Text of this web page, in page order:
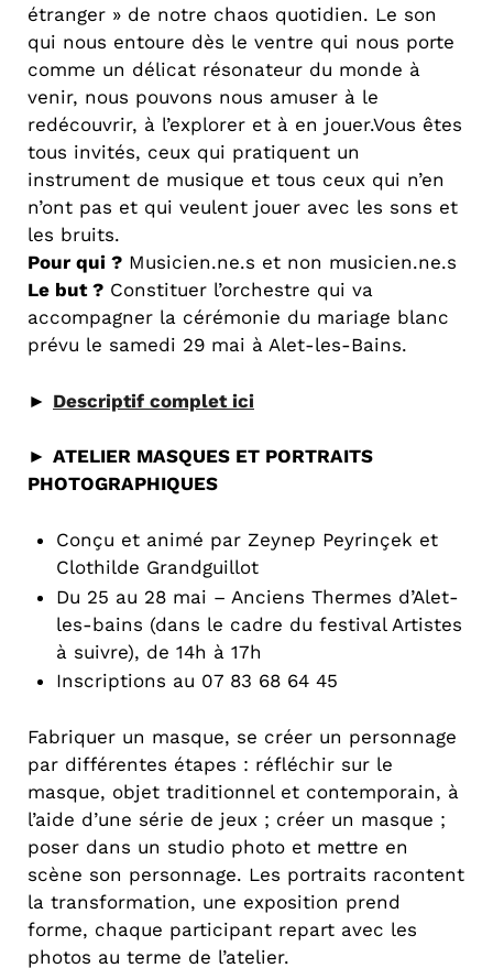
étranger » de notre chaos quotidien. Le son
qui nous entoure dès le ventre qui nous porte
comme un délicat résonateur du monde à
venir, nous pouvons nous amuser à le
redécouvrir, à l’explorer et à en jouer.Vous êtes
tous invités, ceux qui pratiquent un
instrument de musique et tous ceux qui n’en
n’ont pas et qui veulent jouer avec les sons et
les bruits.
Pour qui ? Musicien.ne.s et non musicien.ne.s
Le but ? Constituer l’orchestre qui va
accompagner la cérémonie du mariage blanc
prévu le samedi 29 mai à Alet-les-Bains.
► Descriptif complet ici
► ATELIER MASQUES ET PORTRAITS
PHOTOGRAPHIQUES
Conçu et animé par Zeynep Peyrinçek et
Clothilde Grandguillot
Du 25 au 28 mai – Anciens Thermes d’Alet-
les-bains (dans le cadre du festival Artistes
à suivre), de 14h à 17h
Inscriptions au 07 83 68 64 45
Fabriquer un masque, se créer un personnage
par différentes étapes : réfléchir sur le
masque, objet traditionnel et contemporain, à
l’aide d’une série de jeux ; créer un masque ;
poser dans un studio photo et mettre en
scène son personnage. Les portraits racontent
la transformation, une exposition prend
forme, chaque participant repart avec les
photos au terme de l’atelier.